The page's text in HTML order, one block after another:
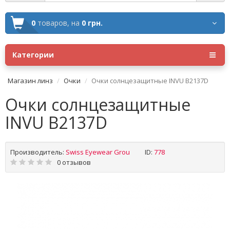
0 товаров, на 0 грн.
Категории
Магазин линз Очки Очки солнцезащитные INVU B2137D
Очки солнцезащитные
INVU B2137D
Производитель: Swiss Eyewear Grou ID: 778
0 отзывов